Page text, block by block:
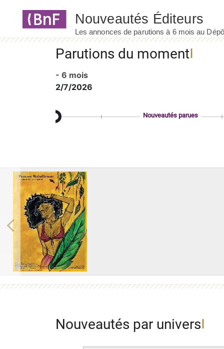
Parutions du moment
- 6 mois
2/7/2026
Nouveautés parues
Previous
Nouveautés par univers